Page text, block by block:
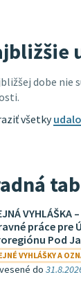
dobe nie
všetky
VYHLÁŠKA
práce pre
Pod
VYHLÁŠKY A
do